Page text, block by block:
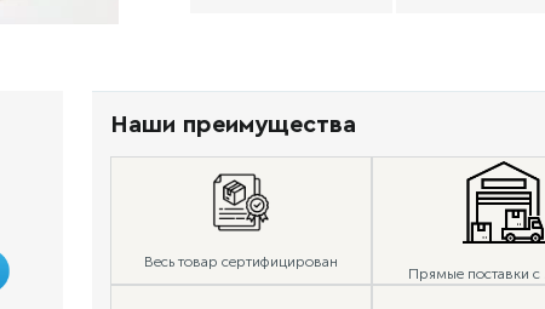
Наши преимущества
Весь товар сертифицирован
Прямые поставки с